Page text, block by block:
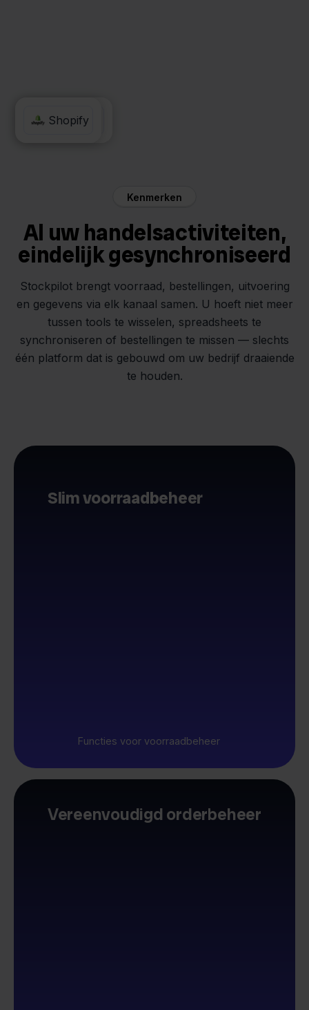
Cdiscount
Shopify
Kenmerken
Al uw handelsactiviteiten,
eindelijk gesynchroniseerd
Stockpilot brengt voorraad, bestellingen, uitvoering
en gegevens via elk kanaal samen. U hoeft niet meer
tussen tools te wisselen, spreadsheets te
synchroniseren of bestellingen te missen — slechts
één platform dat is gebouwd om uw bedrijf draaiende
te houden.
Slim voorraadbeheer
Functies voor voorraadbeheer
Vereenvoudigd orderbeheer